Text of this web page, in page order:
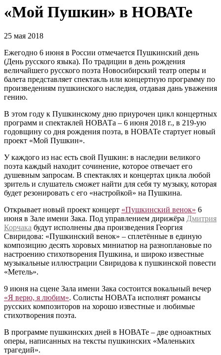
«Мой Пушкин» в НОВАТе
25 мая 2018
Ежегодно 6 июня в России отмечается Пушкинский день
(День русского языка). По традиции в день рождения
величайшего русского поэта Новосибирский театр оперы и
балета представляет спектакль или концертную программу по
произведениям пушкинского наследия, отдавая дань уважения
гению.
В этом году к Пушкинскому дню приурочен цикл концертных
программ и спектаклей НОВАТа – 6 июня 2018 г., в 219-ую
годовщину со дня рождения поэта, в НОВАТе стартует новый
проект «Мой Пушкин».
У каждого из нас есть свой Пушкин: в наследии великого
поэта каждый находит сочинение, которое отвечает его
душевным запросам. В спектаклях и концертах цикла любой
зритель и слушатель сможет найти для себя ту музыку, которая
будет резонировать с его «настройкой» на Пушкина.
Открывает новый проект концерт «Пушкинский венок» 6
июня в Зале имени Зака. Под управлением дирижёра Дмитрия
Корчака будут исполнены два произведения Георгия
Свиридова: «Пушкинский венок» – сплетённые в единую
композицию десять хоровых миниатюр на разноплановые по
настроению стихотворения Пушкина, и широко известные
музыкальные иллюстрации Свиридова к пушкинской повести
«Метель».
9 июня на сцене Зала имени Зака состоится вокальный вечер
«Я верю, я любим». Солисты НОВАТа исполнят романсы
русских композиторов на хорошо известные и любимые
стихотворения поэта.
В программе пушкинских дней в НОВАТе – две одноактных
оперы, написанных на тексты пушкинских «Маленьких
трагедий».